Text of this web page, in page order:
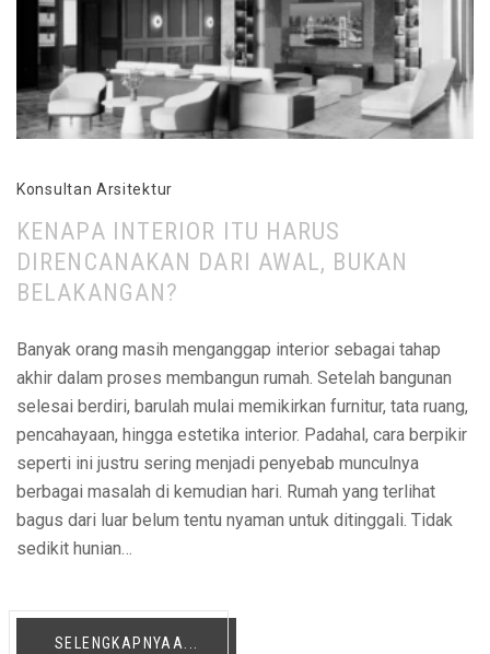
Konsultan Arsitektur
KENAPA INTERIOR ITU HARUS
DIRENCANAKAN DARI AWAL, BUKAN
BELAKANGAN?
Banyak orang masih menganggap interior sebagai tahap
akhir dalam proses membangun rumah. Setelah bangunan
selesai berdiri, barulah mulai memikirkan furnitur, tata ruang,
pencahayaan, hingga estetika interior. Padahal, cara berpikir
seperti ini justru sering menjadi penyebab munculnya
berbagai masalah di kemudian hari. Rumah yang terlihat
bagus dari luar belum tentu nyaman untuk ditinggali. Tidak
sedikit hunian…
SELENGKAPNYAA...